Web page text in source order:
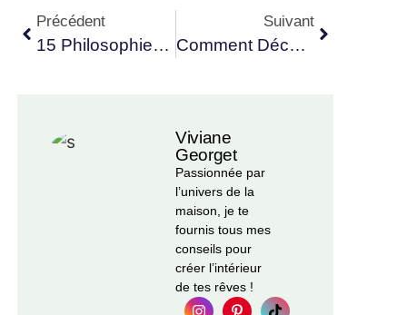
Précédent
15 Philosophies Décoratives Qui Vous Veulent Du Bien !
Suivant
Comment Décorer Et Aménager Le Dessous D’un Escalier ?
Viviane
Georget
Passionnée par
l’univers de la
maison, je te
fournis tous mes
conseils pour
créer l’intérieur
de tes rêves !